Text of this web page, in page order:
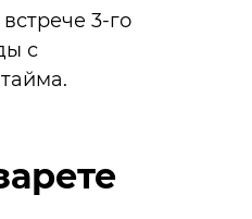
3-го
с